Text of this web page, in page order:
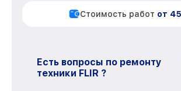
Стоимость работ от
Есть вопросы по ремонту
техники FLIR ?